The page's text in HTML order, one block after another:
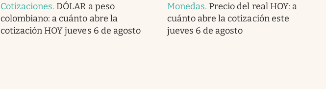
Cotizaciones. DÓLAR a peso
colombiano: a cuánto abre la
cotización HOY jueves 6 de agosto
Monedas. Precio del real HOY: a
cuánto abre la cotización este
jueves 6 de agosto